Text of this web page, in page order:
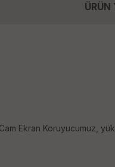
ÜRÜN
Ekran Koruyucumuz,